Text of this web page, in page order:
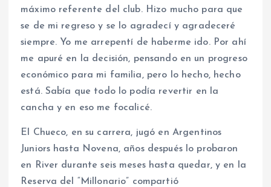
máximo referente del club. Hizo mucho para que
se de mi regreso y se lo agradecí y agradeceré
siempre. Yo me arrepentí de haberme ido. Por ahí
me apuré en la decisión, pensando en un progreso
económico para mi familia, pero lo hecho, hecho
está. Sabía que todo lo podía revertir en la
cancha y en eso me focalicé.
El Chueco, en su carrera, jugó en Argentinos
Juniors hasta Novena, años después lo probaron
en River durante seis meses hasta quedar, y en la
Reserva del “Millonario” compartió